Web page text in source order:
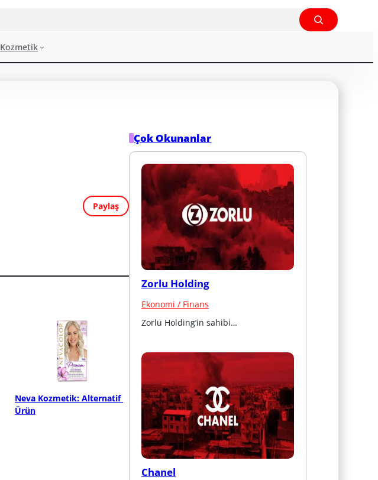
Kozmetik
Paylaş
Neva Kozmetik: Alternatif
Ürün
Çok Okunanlar
Zorlu Holding
Ekonomi / Finans
Zorlu Holding’in sahibi…
Chanel